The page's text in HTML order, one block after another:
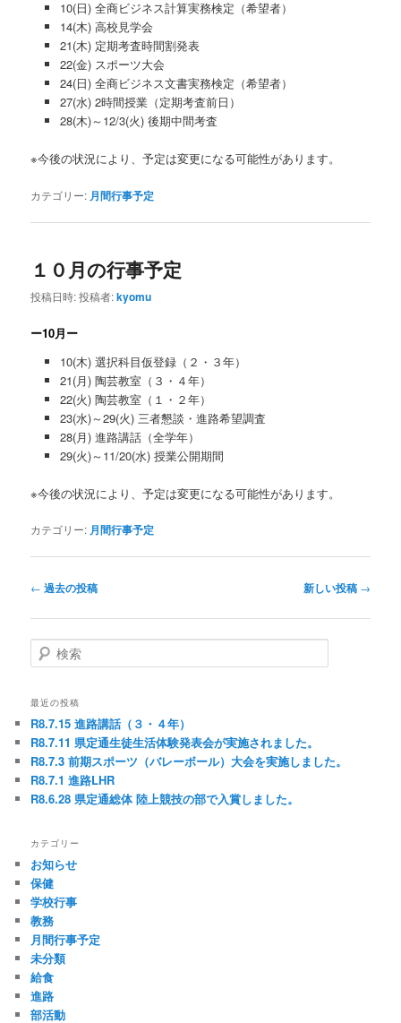
10(日) 全商ビジネス計算実務検定（希望者）
14(木) 高校見学会
21(木) 定期考査時間割発表
22(金) スポーツ大会
24(日) 全商ビジネス文書実務検定（希望者）
27(水) 2時間授業（定期考査前日）
28(木)～12/3(火) 後期中間考査
※今後の状況により、予定は変更になる可能性があります。
カテゴリー: 月間行事予定
１０月の行事予定
投稿日時:投稿者:kyomu
ー10月ー
10(木) 選択科目仮登録（２・３年）
21(月) 陶芸教室（３・４年）
22(火) 陶芸教室（１・２年）
23(水)～29(火) 三者懇談・進路希望調査
28(月) 進路講話（全学年）
29(火)～11/20(水) 授業公開期間
※今後の状況により、予定は変更になる可能性があります。
カテゴリー: 月間行事予定
投
ナ
ビ
ゲ
シ
ョ
ン
← 過去の投稿 新しい投稿 →
検
索
最近の投稿
R8.7.15 進路講話（３・４年）
R8.7.11 県定通生徒生活体験発表会が実施されました。
R8.7.3 前期スポーツ（バレーボール）大会を実施しました。
R8.7.1 進路LHR
R8.6.28 県定通総体 陸上競技の部で入賞しました。
カテゴリー
お知らせ
保健
学校行事
教務
月間行事予定
未分類
給食
進路
部活動